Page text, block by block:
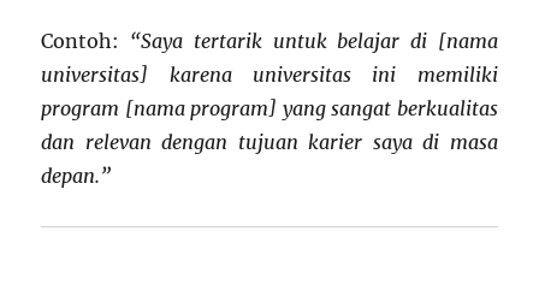
Contoh: “Saya tertarik untuk belajar di [nama
universitas] karena universitas ini memiliki
program [nama program] yang sangat berkualitas
dan relevan dengan tujuan karier saya di masa
depan.”